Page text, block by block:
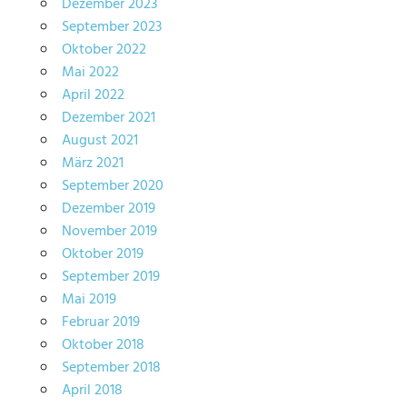
September 2023
Oktober 2022
Mai 2022
April 2022
Dezember 2021
August 2021
März 2021
September 2020
Dezember 2019
November 2019
Oktober 2019
September 2019
Mai 2019
Februar 2019
Oktober 2018
September 2018
April 2018